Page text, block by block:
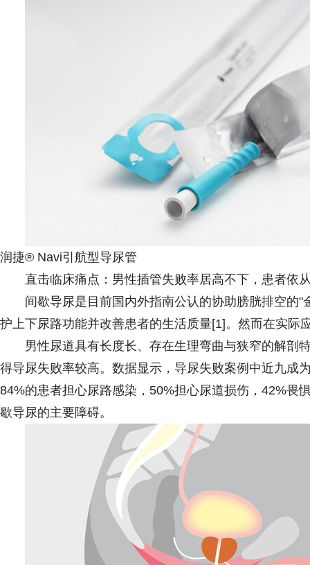
润捷® Navi引航型导尿管
直击临床痛点：男性插管失败率居高不下，患者依
间歇导尿是目前国内外指南公认的协助膀胱排空的
护上下尿路功能并改善患者的生活质量[1]。然而在实际
男性尿道具有长度长、存在生理弯曲与狭窄的解剖
得导尿失败率较高。数据显示，导尿失败案例中近九成
84%的患者担心尿路感染，50%担心尿道损伤，42%畏
歇导尿的主要障碍。